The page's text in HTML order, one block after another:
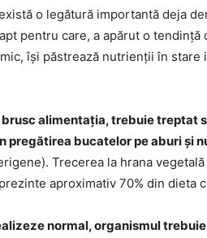
o legătură importantă deja
pentru care, a apărut o tendință
își păstrează nutrienții în stare
alimentația, trebuie treptat
pregătirea bucatelor pe aburi și
Trecerea la hrana
aproximativ 70% din dieta
normal, organismul